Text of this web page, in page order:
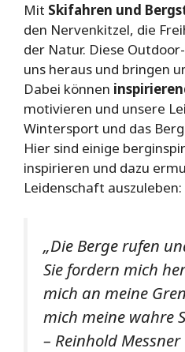
Mit Skifahren und
den Nervenkitzel, die
der Natur. Diese
uns heraus und bringen
Dabei können
motivieren und unsere
Wintersport und das
Hier sind einige
inspirieren und dazu
Leidenschaft auszuleben:
„Die Berge rufen
Sie fordern mich
mich an meine
mich meine wahre
– Reinhold Messner